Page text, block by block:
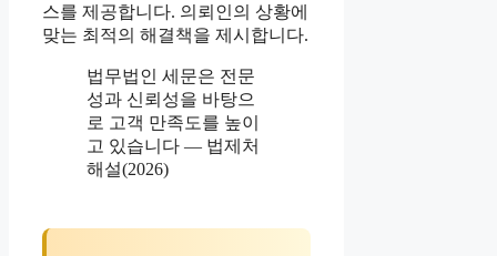
스를 제공합니다. 의뢰인의 상황에
맞는 최적의 해결책을 제시합니다.
법무법인 세문은 전문
성과 신뢰성을 바탕으
로 고객 만족도를 높이
고 있습니다 — 법제처
해설(2026)